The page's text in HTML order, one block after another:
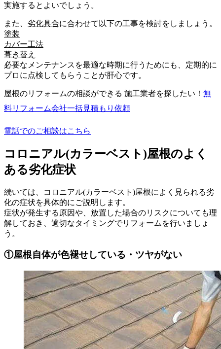
実施するとよいでしょう。
また、 劣化具合に合わせて以下の工事を検討をしましょう。
塗装
カバー工法
葺き替え
必要なメンテナンスを最適な時期に行うためにも、定期的に
プロに点検してもらうことが肝心です。
屋根のリフォームの相談ができる 施工業者を探したい！ 無
料リフォーム会社一括見積もり依頼
電話でのご相談はこちら
コロニアル(カラーベスト)屋根のよく
ある劣化症状
続いては、コロニアル(カラーベスト)屋根によく見られる劣
化の症状を具体的にご説明します。
症状が発生する原因や、放置した場合のリスクについても理
解しておき、適切なタイミングでリフォームを行いましょ
う。
①屋根自体が色褪せしている・ツヤがない